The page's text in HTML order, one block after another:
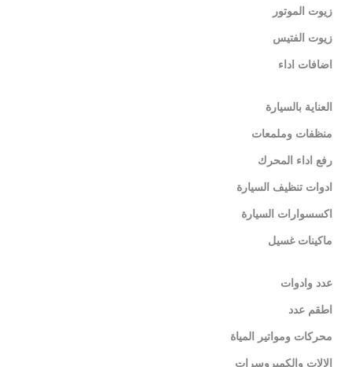
زيوت الموتور
زيوت الفتيس
اضافات اداء
العناية بالسيارة
منظفات وملمعات
رفع اداء المحرك
ادوات تنظيف السيارة
اكسسوارات السيارة
ماكينات غسيل
عدد وادوات
اطقم عدد
محركات ومواتير المياة
الالات والكمبروسرات